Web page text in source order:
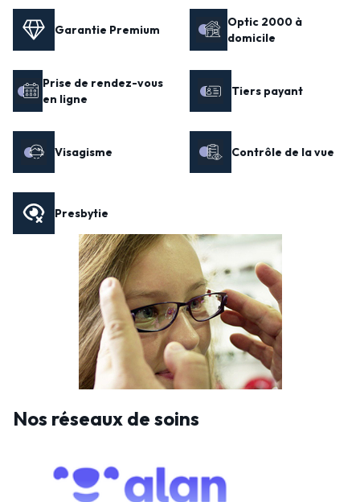
Garantie Premium
Optic 2000 à
domicile
Prise de rendez-vous
en ligne
Tiers payant
Visagisme Contrôle de la vue
Presbytie
Nos réseaux de soins